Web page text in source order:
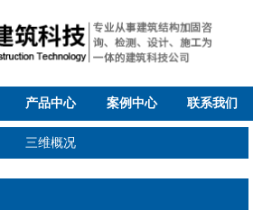
产品中心 案例中心 联系我们
三维概况